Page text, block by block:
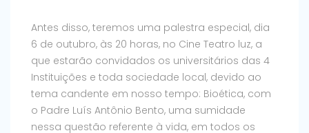
Antes disso, teremos uma palestra especial, dia
6 de outubro, às 20 horas, no Cine Teatro luz, a
que estarão convidados os universitários das 4
Instituições e toda sociedade local, devido ao
tema candente em nosso tempo: Bioética, com
o Padre Luís Antônio Bento, uma sumidade
nessa questão referente à vida, em todos os